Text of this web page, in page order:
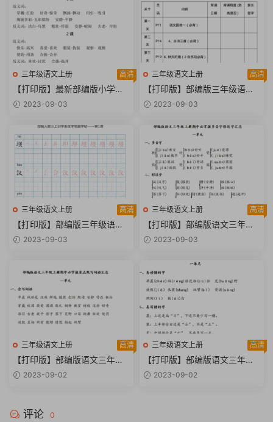
三年级语文上册 高清
【打印版】最新部编版小学三
年级语文上册近反义词汇总【6
2023-09-03
三年级语文上册 高清
【打印版】部编版三年级语文
上册课文必背、选背内容汇总
2023-09-03
三年级语文上册 高清
【打印版】部编版三年级语文
上全册生字笔顺描红字帖【74
2023-09-03
三年级语文上册 高清
【打印版】部编版语文三年级
上册期中必掌握多音字形近字
2023-09-03
三年级语文上册 高清
【打印版】部编版语文三年级
上册期中必掌握重点默写词语
2023-09-02
三年级语文上册 高清
【打印版】部编版语文三年级
上册期中易读错写错字汇总【3
2023-09-02
评论 0